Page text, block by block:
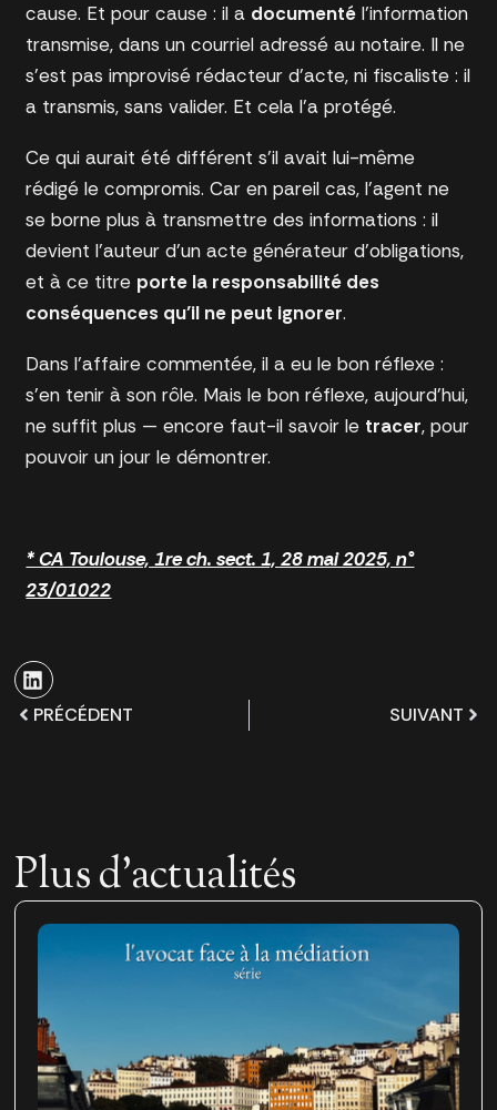
cause. Et pour cause : il a documenté l’information
transmise, dans un courriel adressé au notaire. Il ne
s’est pas improvisé rédacteur d’acte, ni fiscaliste : il
a transmis, sans valider. Et cela l’a protégé.
Ce qui aurait été différent s’il avait lui-même
rédigé le compromis. Car en pareil cas, l’agent ne
se borne plus à transmettre des informations : il
devient l’auteur d’un acte générateur d’obligations,
et à ce titre porte la responsabilité des
conséquences qu’il ne peut ignorer.
Dans l’affaire commentée, il a eu le bon réflexe :
s’en tenir à son rôle. Mais le bon réflexe, aujourd’hui,
ne suffit plus — encore faut-il savoir le tracer, pour
pouvoir un jour le démontrer.
* CA Toulouse, 1re ch. sect. 1, 28 mai 2025, n°
23/01022
PRÉCÉDENT SUIVANT
Plus d'actualités